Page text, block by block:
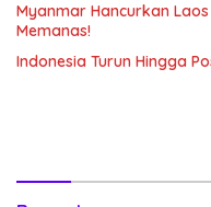
Myanmar Hancurkan
Memanas!
Indonesia Turun Hingga